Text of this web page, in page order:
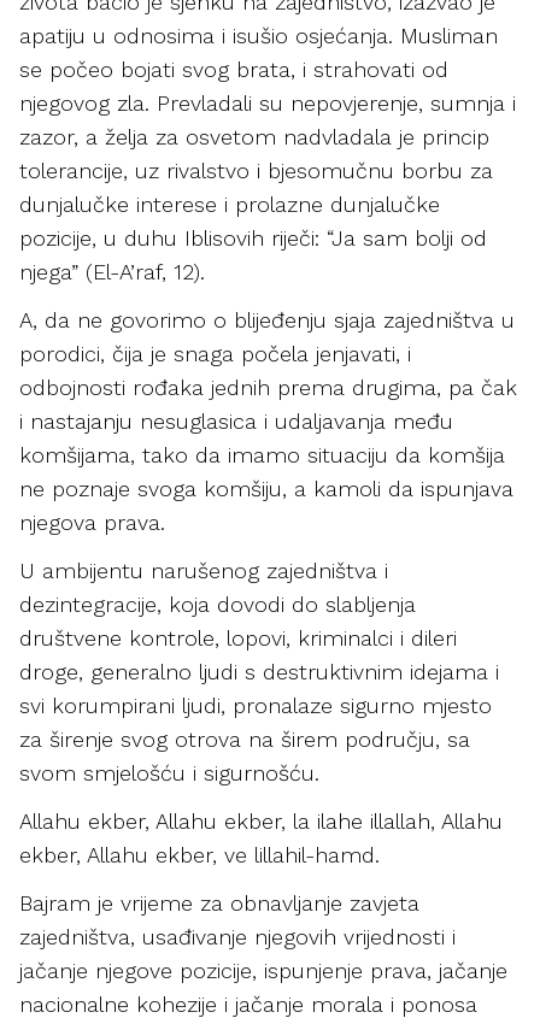
apatiju u odnosima i isušio osjećanja. Musliman
se počeo bojati svog brata, i strahovati od
njegovog zla. Prevladali su nepovjerenje, sumnja i
zazor, a želja za osvetom nadvladala je princip
tolerancije, uz rivalstvo i bjesomučnu borbu za
dunjalučke interese i prolazne dunjalučke
pozicije, u duhu Iblisovih riječi: “Ja sam bolji od
njega” (El-A’raf, 12).
A, da ne govorimo o blijeđenju sjaja zajedništva u
porodici, čija je snaga počela jenjavati, i
odbojnosti rođaka jednih prema drugima, pa čak
i nastajanju nesuglasica i udaljavanja među
komšijama, tako da imamo situaciju da komšija
ne poznaje svoga komšiju, a kamoli da ispunjava
njegova prava.
U ambijentu narušenog zajedništva i
dezintegracije, koja dovodi do slabljenja
društvene kontrole, lopovi, kriminalci i dileri
droge, generalno ljudi s destruktivnim idejama i
svi korumpirani ljudi, pronalaze sigurno mjesto
za širenje svog otrova na širem području, sa
svom smjelošću i sigurnošću.
Allahu ekber, Allahu ekber, la ilahe illallah, Allahu
ekber, Allahu ekber, ve lillahil-hamd.
Bajram je vrijeme za obnavljanje zavjeta
zajedništva, usađivanje njegovih vrijednosti i
jačanje njegove pozicije, ispunjenje prava, jačanje
nacionalne kohezije i jačanje morala i ponosa